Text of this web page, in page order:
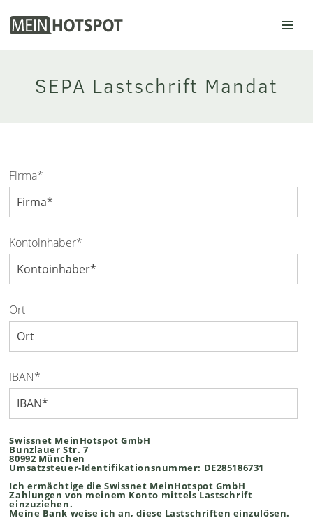
SEPA Lastschrift Mandat
Firma*
Kontoinhaber*
Ort
IBAN*
Swissnet MeinHotspot GmbH
Bunzlauer Str. 7
80992 München
Umsatzsteuer-Identifikationsnummer: DE285186731
Ich ermächtige die Swissnet MeinHotspot GmbH
Zahlungen von meinem Konto mittels Lastschrift
einzuziehen.
Meine Bank weise ich an, diese Lastschriften einzulösen.